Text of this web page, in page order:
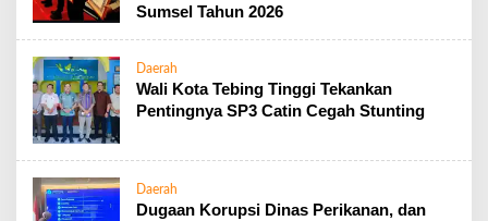
Sumsel Tahun 2026
Daerah
Wali Kota Tebing Tinggi Tekankan
Pentingnya SP3 Catin Cegah Stunting
Daerah
Dugaan Korupsi Dinas Perikanan, dan